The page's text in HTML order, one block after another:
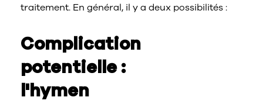
traitement. En général, il y a deux possibilités :
Complication
potentielle :
l'hymen